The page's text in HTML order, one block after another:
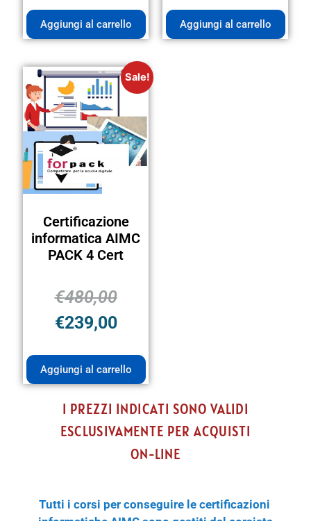
Aggiungi al carrello Aggiungi al carrello
Sale!
Certificazione
informatica AIMC
PACK 4 Cert
€480,00
€239,00
Aggiungi al carrello
I PREZZI INDICATI SONO VALIDI
ESCLUSIVAMENTE PER ACQUISTI
ON-LINE
Tutti i corsi per conseguire le certificazioni